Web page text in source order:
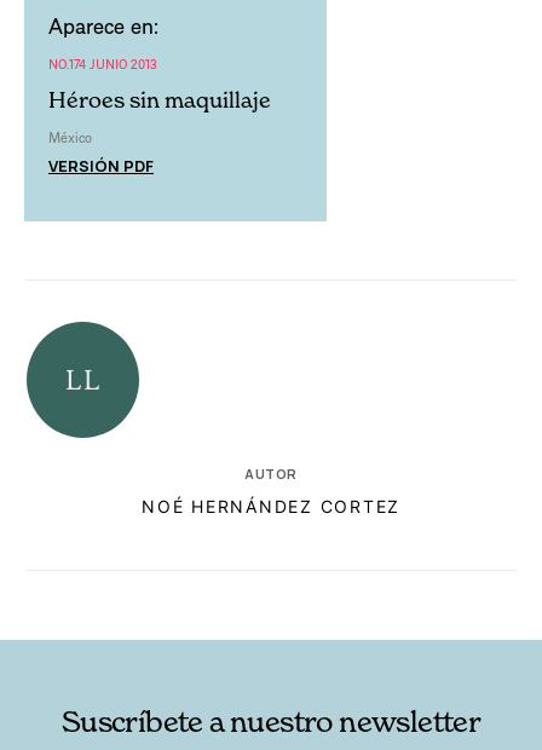
Aparece en:
NO.174 JUNIO 2013
Héroes sin maquillaje
México
VERSIÓN PDF
AUTOR
NOÉ HERNÁNDEZ CORTEZ
Suscríbete a nuestro newsletter